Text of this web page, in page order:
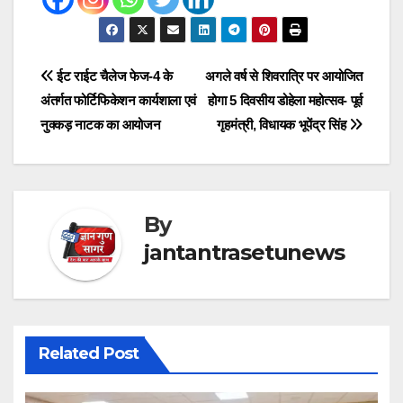
Post
navigation
अगले वर्ष से शिवरात्रि पर आयोजित
होगा 5 दिवसीय डोहेला महोत्सव- पूर्व
गृहमंत्री, विधायक भूपेंद्र सिंह
ईट राईट चैलेज फेज-4 के
अंतर्गत फोर्टिफिकेशन कार्यशाला एवं
नुक्कड़ नाटक का आयोजन
By
jantantrasetunews
Related Post